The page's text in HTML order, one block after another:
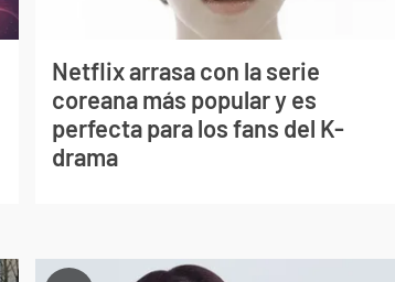
Netflix arrasa con la serie
coreana más popular y es
perfecta para los fans del K-
drama